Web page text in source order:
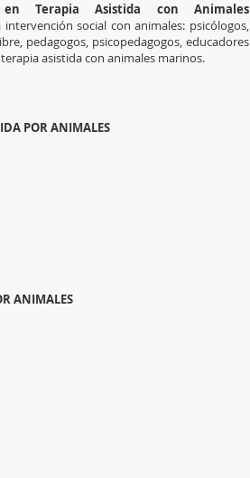
en Terapia Asistida con Animales
social con animales: psicólogos,
pedagogos, psicopedagogos, educadores
asistida con animales marinos.
POR ANIMALES
ANIMALES